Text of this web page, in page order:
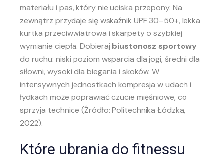
materiału i pas, który nie uciska przepony. Na
zewnątrz przydaje się wskaźnik UPF 30–50+, lekka
kurtka przeciwwiatrowa i skarpety o szybkiej
wymianie ciepła. Dobieraj biustonosz sportowy
do ruchu: niski poziom wsparcia dla jogi, średni dla
siłowni, wysoki dla biegania i skoków. W
intensywnych jednostkach kompresja w udach i
łydkach może poprawiać czucie mięśniowe, co
sprzyja technice (Źródło: Politechnika Łódzka,
2022).
Które ubrania do fitnessu